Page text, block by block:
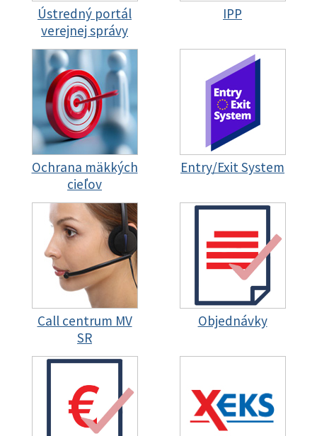
Ústredný portál
verejnej správy
IPP
Ochrana mäkkých
cieľov
Entry/Exit System
Call centrum MV
SR
Objednávky